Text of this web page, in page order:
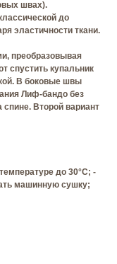
швах).
до
эластичности ткани.
преобразовывая
спустить купальник
В боковые швы
Лиф-бандо без
спине. Второй вариант
до 30°C; -
машинную сушку;